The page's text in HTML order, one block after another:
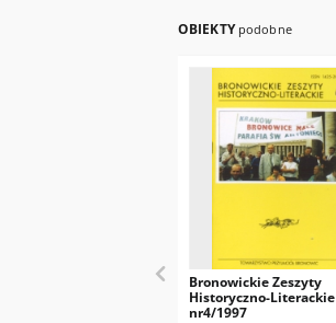
OBIEKTY podobne
Bronowickie Zeszyty
Historyczno-Literackie
nr4/1997